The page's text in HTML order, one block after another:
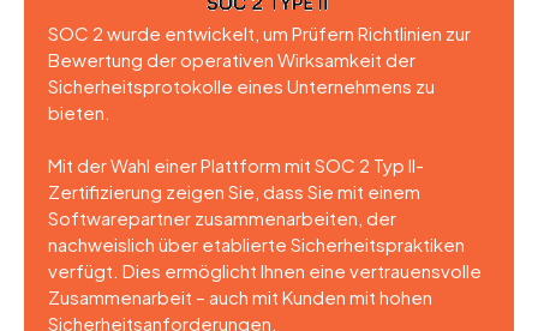
SOC 2 wurde entwickelt, um Prüfern Richtlinien zur
Bewertung der operativen Wirksamkeit der
Sicherheitsprotokolle eines Unternehmens zu
bieten.
Mit der Wahl einer Plattform mit SOC 2 Typ II-
Zertifizierung zeigen Sie, dass Sie mit einem
Softwarepartner zusammenarbeiten, der
nachweislich über etablierte Sicherheitspraktiken
verfügt. Dies ermöglicht Ihnen eine vertrauensvolle
Zusammenarbeit – auch mit Kunden mit hohen
Sicherheitsanforderungen.